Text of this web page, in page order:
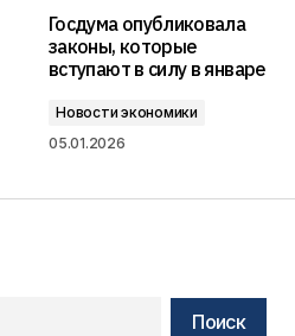
Госдума опубликовала
законы, которые
вступают в силу в январе
Новости экономики
05.01.2026
Поиск